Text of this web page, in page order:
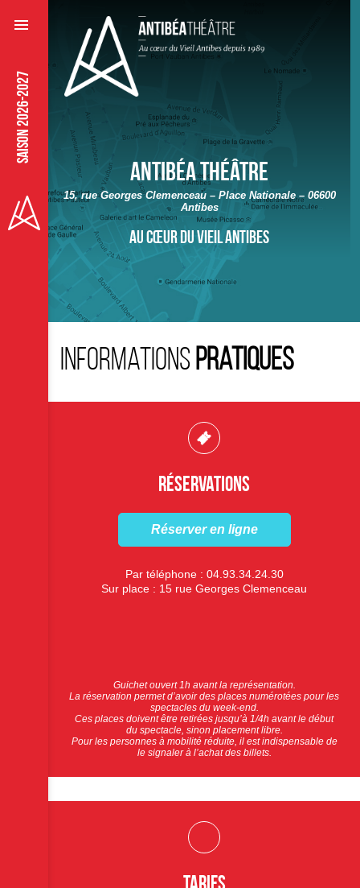
SAISON 2026-2027
Antibéa théâtre
15, rue Georges Clemenceau – Place Nationale – 06600
Antibes
au cœur du vieil Antibes
Informations pratiques
Réservations
Réserver en ligne
Par téléphone : 04.93.34.24.30
Sur place : 15 rue Georges Clemenceau
Guichet ouvert 1h avant la représentation.
La réservation permet d’avoir des places numérotées pour les
spectacles du week-end.
Ces places doivent être retirées jusqu’à 1/4h avant le début
du spectacle, sinon placement libre.
Pour les personnes à mobilité réduite, il est indispensable de
le signaler à l’achat des billets.